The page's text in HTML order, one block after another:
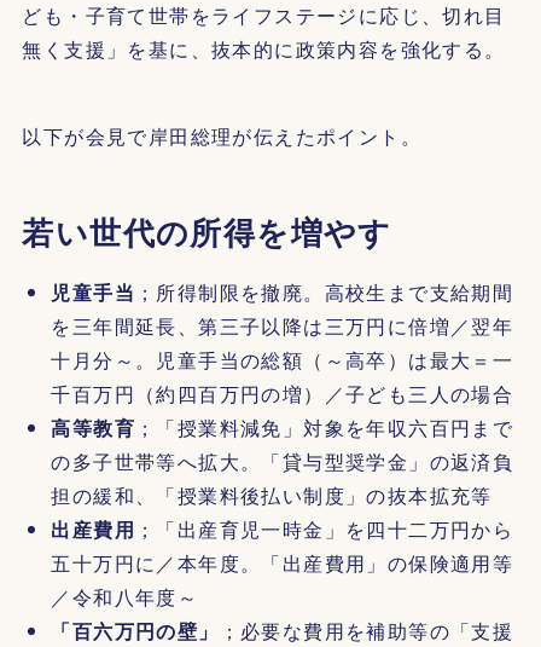
ども・子育て世帯をライフステージに応じ、切れ目
無く支援」を基に、抜本的に政策内容を強化する。
以下が会見で岸田総理が伝えたポイント。
若い世代の所得を増やす
児童手当 ；所得制限を撤廃。高校生まで支給期間
を三年間延長、第三子以降は三万円に倍増／翌年
十月分～。児童手当の総額（～高卒）は最大＝一
千百万円（約四百万円の増）／子ども三人の場合
高等教育 ；「授業料減免」対象を年収六百円まで
の多子世帯等へ拡大。「貸与型奨学金」の返済負
担の緩和、「授業料後払い制度」の抜本拡充等
出産費用 ；「出産育児一時金」を四十二万円から
五十万円に／本年度。「出産費用」の保険適用等
／令和八年度～
「百六万円の壁」
；必要な費用を補助等の「支援